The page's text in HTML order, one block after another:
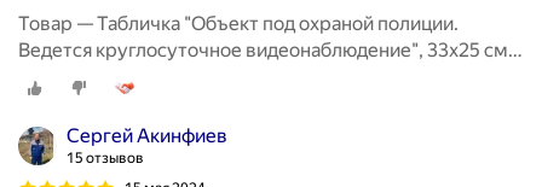
Товар — Табличка "Объект под охраной полиции.
Ведется круглосуточное видеонаблюдение", 33х25 см,
ПВХ
Сергей Акинфиев
15 отзывов